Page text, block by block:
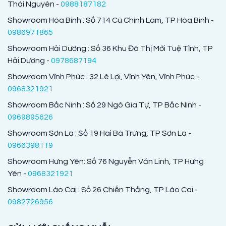
Thái Nguyên - 0988187182
Showroom Hòa Bình : Số 714 Cù Chính Lam, TP Hòa Bình -
0986971865
Showroom Hải Dương : Số 36 Khu Đô Thị Mới Tuệ Tĩnh, TP
Hải Dương - 0978687194
Showroom Vĩnh Phúc : 32 Lê Lợi, Vĩnh Yên, Vĩnh Phúc -
0968321921
Showroom Bắc Ninh : Số 29 Ngô Gia Tự, TP Bắc Ninh -
0969895626
Showroom Sơn La : Số 19 Hai Bà Trưng, TP Sơn La -
0966398119
Showroom Hưng Yên: Số 76 Nguyễn Văn Linh, TP Hưng
Yên - 0968321921
Showroom Lào Cai : Số 26 Chiến Thắng, TP Lào Cai -
0982726956